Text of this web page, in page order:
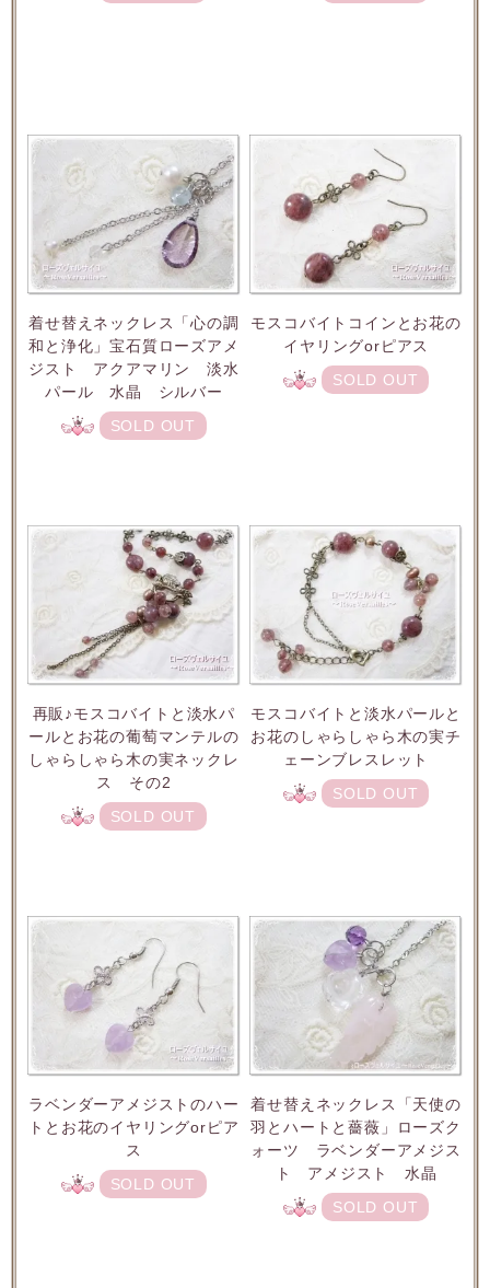
着せ替えネックレス「心の調
和と浄化」宝石質ローズアメ
ジスト アクアマリン 淡水
パール 水晶 シルバー
SOLD OUT
モスコバイトコインとお花の
イヤリングorピアス
SOLD OUT
再販♪モスコバイトと淡水パ
ールとお花の葡萄マンテルの
しゃらしゃら木の実ネックレ
ス その2
SOLD OUT
モスコバイトと淡水パールと
お花のしゃらしゃら木の実チ
ェーンブレスレット
SOLD OUT
ラベンダーアメジストのハー
トとお花のイヤリングorピア
ス
SOLD OUT
着せ替えネックレス「天使の
羽とハートと薔薇」ローズク
ォーツ ラベンダーアメジス
ト アメジスト 水晶
SOLD OUT